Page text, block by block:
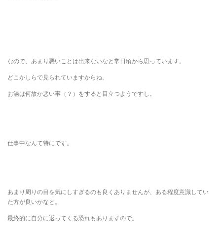
なので、あまり悪いことは出来ないなと常日頃から思っています。
どこかしらで見られていますからね。
お湯は何故か悪い事（？）をすると目立つようですし。
仕事中なんて特にです。
あまり周りの目を気にしすぎるのも良くありませんが、ある程度意識してい
た方が良いかなと。
最終的に自分に返ってくる恐れもありますので。